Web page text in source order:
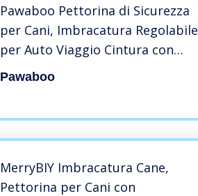
Pawaboo Pettorina di Sicurezza
per Cani, Imbracatura Regolabile
per Auto Viaggio Cintura con
Clip per Cintura Auto, Taglia
Pawaboo
MerryBIY Imbracatura Cane,
Pettorina per Cani con